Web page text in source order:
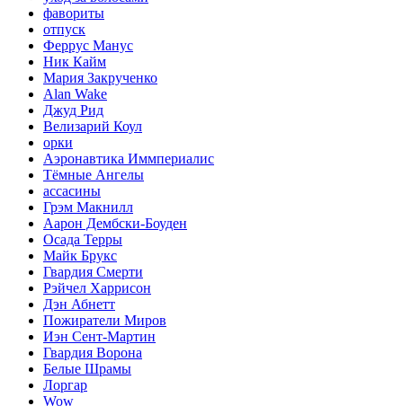
фавориты
отпуск
Феррус Манус
Ник Кайм
Мария Закрученко
Alan Wake
Джуд Рид
Велизарий Коул
орки
Аэронавтика Иммпериалис
Тёмные Ангелы
ассасины
Грэм Макнилл
Аарон Дембски-Боуден
Осада Терры
Майк Брукс
Гвардия Смерти
Рэйчел Харрисон
Дэн Абнетт
Пожиратели Миров
Иэн Сент-Мартин
Гвардия Ворона
Белые Шрамы
Лоргар
Wow